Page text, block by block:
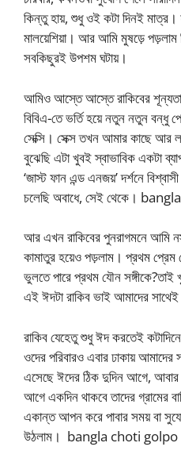
কিন্তু হায়, শুধু ওই কটা দিনই
মালয়েশিয়া। আর আমি মুষড়ে পড়লাম
সবকিছুরই উপশম ঘটায়।
আমিও আস্তে আস্তে রাকিবের শূন্যতা
বিবিএ-তে ভর্তি হয়ে নতুন নতুন বন্ধু
সেক্সি। সেক্স তখন আমার কাছে আর
বুঝেছি এটা খুবই স্বাভাবিক একটা
‘জাস্ট ফান এন্ড এনজয়’ দর্শনে
চলেছি অবাধে, সেই থেকে।
আর এখন রাকিবের পুনরাগমনে আমি
কামাতুর হয়েও পড়লাম। প্রথম প্রেম
ভুলতে পারে প্রথম যৌন সঙ্গীকে?তাই
এই ঈদটা রাকিব ভাই আমাদের
রাকিব যেহেতু শুধু ঈদ করতেই
ওদের পরিবারও এবার ঢাকায়
এসেছে ঈদের ঠিক দুদিন আগে, আবার
আগে একদিন থাকবে তাদের গ্রামের
একান্ত আপন করে পাবার সময় বা
উঠলাম। bangla choti